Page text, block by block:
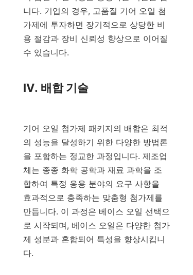
니다. 기업의 경우, 고품질 기어 오일 첨
가제에 투자하면 장기적으로 상당한 비
용 절감과 장비 신뢰성 향상으로 이어질
수 있습니다.
IV. 배합 기술
기어 오일 첨가제 패키지의 배합은 최적
의 성능을 달성하기 위한 다양한 방법론
을 포함하는 정교한 과정입니다. 제조업
체는 종종 화학 공학과 재료 과학을 조
합하여 특정 응용 분야의 요구 사항을
효과적으로 충족하는 맞춤형 첨가제를
만듭니다. 이 과정은 베이스 오일 선택으
로 시작되며, 베이스 오일은 다양한 첨가
제 성분과 혼합되어 특성을 향상시킵니
다.